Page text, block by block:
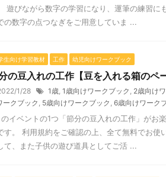
遊びながら数字の学習になり、運筆の練習に
の数字の点つなぎをご用意していま ...
生向け学習教材 工作 幼児向けワークブック
の豆入れの工作【豆を入れる箱のペ
1/28 1歳 1歳向けワークブック 2歳向け
ークブック 5歳向けワークブック 6歳向けワーク
イベントの1つ「節分の豆入れの工作」がお
す。 利用規約をご確認の上、全て無料でお
て、また子供の遊び道具としてご活 ...